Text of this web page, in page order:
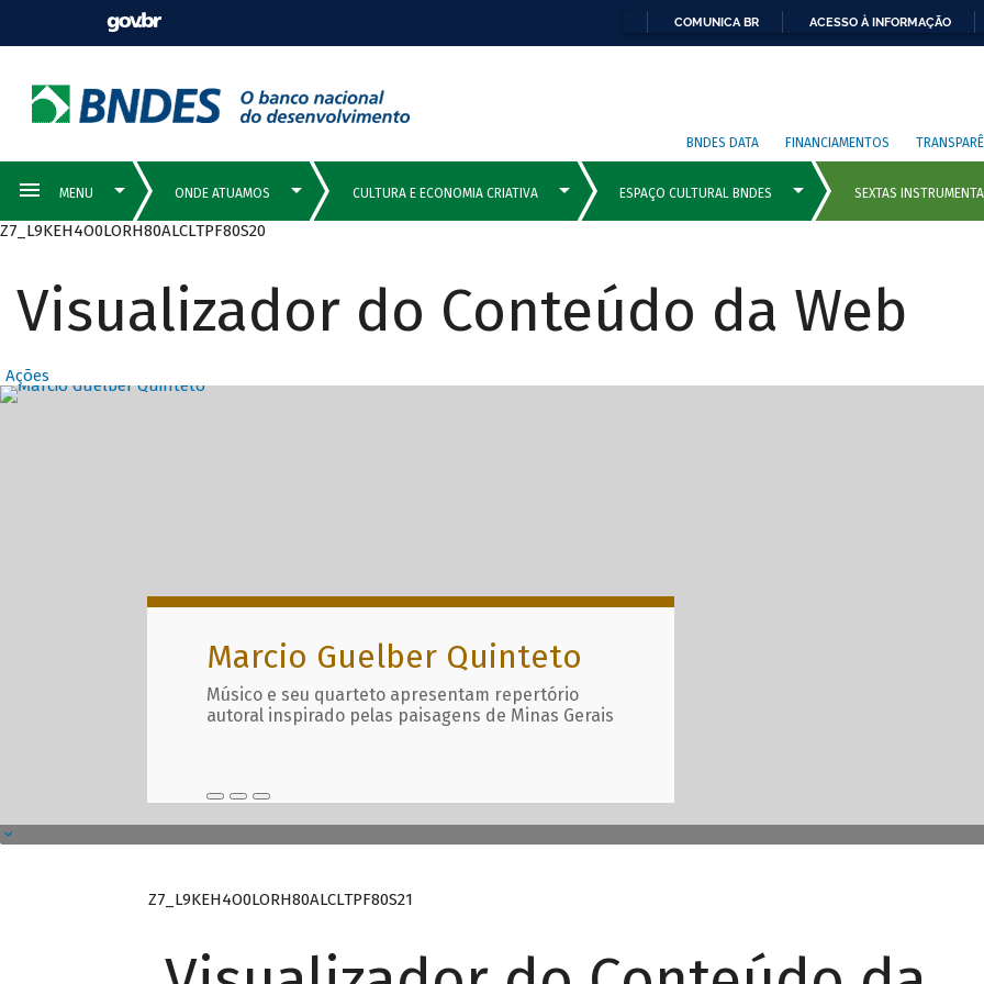
COMUNICA BR ACESSO À INFORMAÇÃO
BNDES DATA FINANCIAMENTOS
Z7_L9KEH4O0LORH80ALCLTPF80S20
Visualizador do Conteúdo da Web
Ações
Destaques Principais com
Marcio Guelber Quinteto
Músico e seu quarteto apresentam repertório
autoral inspirado pelas paisagens de Minas Gerais
Z7_L9KEH4O0LORH80ALCLTPF80S21